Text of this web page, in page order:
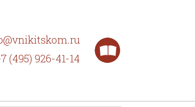
(495) 926-41-14